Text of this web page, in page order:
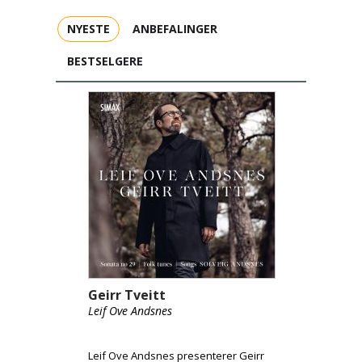
NYESTE ANBEFALINGER
BESTSELGERE
Geirr Tveitt
Leif Ove Andsnes
Leif Ove Andsnes presenterer Geirr